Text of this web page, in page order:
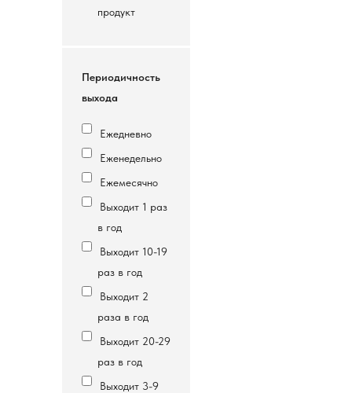
продукт
Периодичность
выхода
Ежедневно
Еженедельно
Ежемесячно
Выходит 1 раз
в год
Выходит 10-19
раз в год
Выходит 2
раза в год
Выходит 20-29
раз в год
Выходит 3-9